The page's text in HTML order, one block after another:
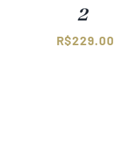
2
R$229.00